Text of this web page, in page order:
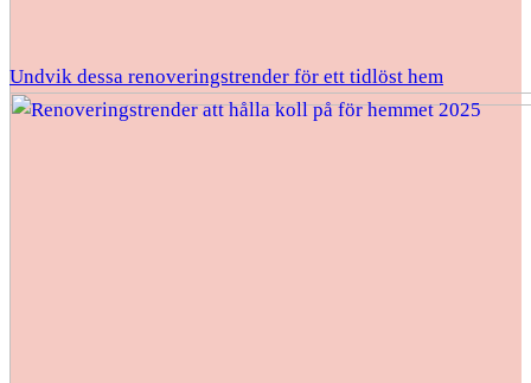
Undvik dessa renoveringstrender för ett tidlöst hem